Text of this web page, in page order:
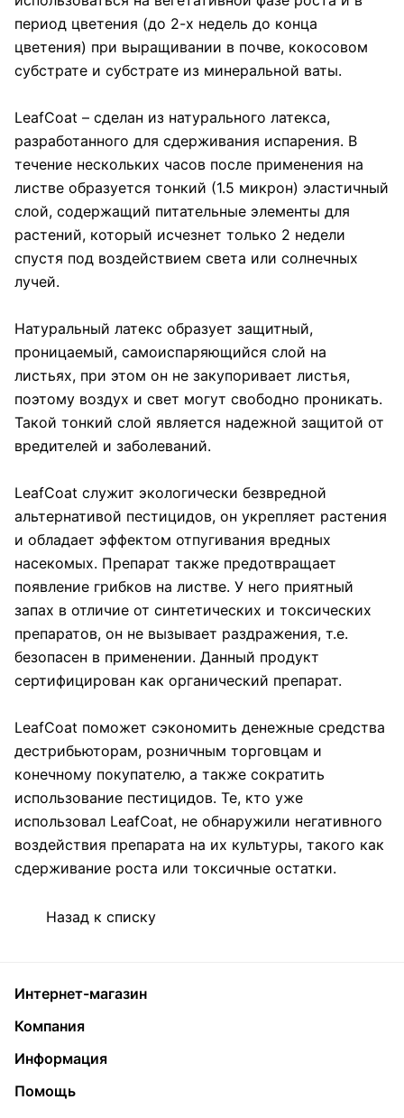
период цветения (до 2-х недель до конца
цветения) при выращивании в почве, кокосовом
субстрате и субстрате из минеральной ваты.
LeafCoat – сделан из натурального латекса,
разработанного для сдерживания испарения. В
течение нескольких часов после применения на
листве образуется тонкий (1.5 микрон) эластичный
слой, содержащий питательные элементы для
растений, который исчезнет только 2 недели
спустя под воздействием света или солнечных
лучей.
Натуральный латекс образует защитный,
проницаемый, самоиспаряющийся слой на
листьях, при этом он не закупоривает листья,
поэтому воздух и свет могут свободно проникать.
Такой тонкий слой является надежной защитой от
вредителей и заболеваний.
LeafCoat служит экологически безвредной
альтернативой пестицидов, он укрепляет растения
и обладает эффектом отпугивания вредных
насекомых. Препарат также предотвращает
появление грибков на листве. У него приятный
запах в отличие от синтетических и токсических
препаратов, он не вызывает раздражения, т.е.
безопасен в применении. Данный продукт
сертифицирован как органический препарат.
LeafCoat поможет сэкономить денежные средства
дестрибьюторам, розничным торговцам и
конечному покупателю, а также сократить
использование пестицидов. Те, кто уже
использовал LeafCoat, не обнаружили негативного
воздействия препарата на их культуры, такого как
сдерживание роста или токсичные остатки.
Назад к списку
Интернет-магазин
Компания
Информация
Помощь